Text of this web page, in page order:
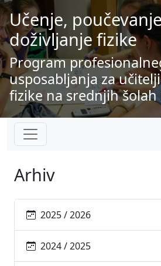
Učenje,
doživljanje fizike
Program
usposabljanja za
fizike na srednjih
Arhiv
2025 / 2026
2024 / 2025